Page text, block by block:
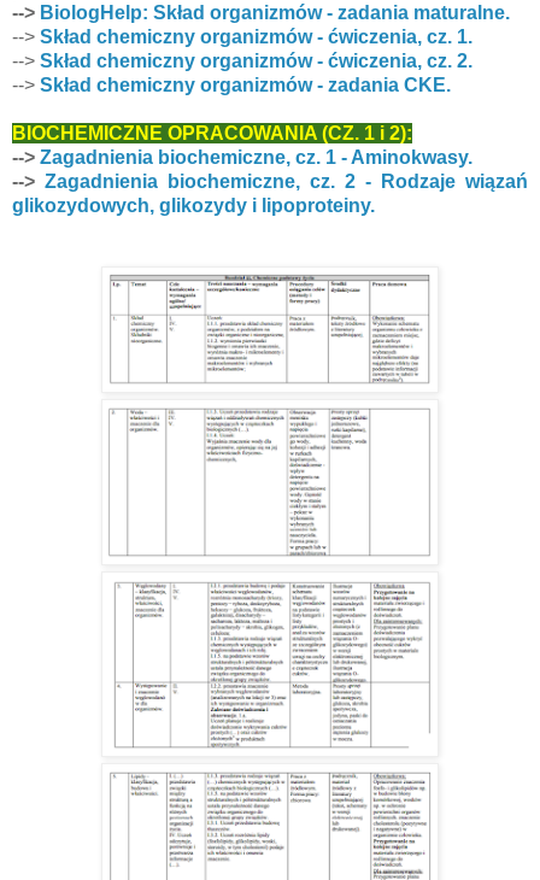
--> BiologHelp: Skład organizmów - zadania maturalne.
--> Skład chemiczny organizmów - ćwiczenia, cz. 1.
--> Skład chemiczny organizmów - ćwiczenia, cz. 2.
--> Skład chemiczny organizmów - zadania CKE.
BIOCHEMICZNE OPRACOWANIA (CZ. 1 i 2):
--> Zagadnienia biochemiczne, cz. 1 - Aminokwasy.
--> Zagadnienia biochemiczne, cz. 2 - Rodzaje wiązań
glikozydowych, glikozydy i lipoproteiny.